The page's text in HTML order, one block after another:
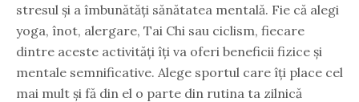
stresul și a îmbunătăți sănătatea mentală. Fie că alegi
yoga, înot, alergare, Tai Chi sau ciclism, fiecare
dintre aceste activități îți va oferi beneficii fizice și
mentale semnificative. Alege sportul care îți place cel
mai mult și fă din el o parte din rutina ta zilnică